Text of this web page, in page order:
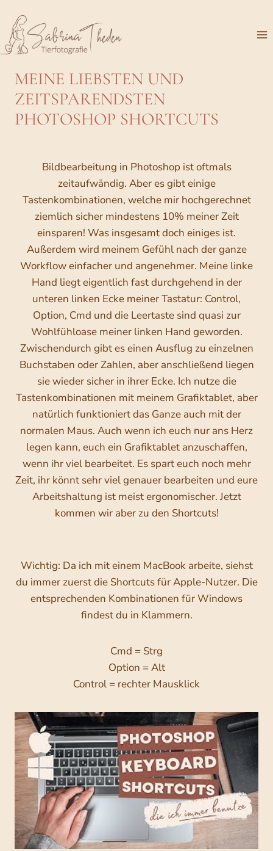
Inhalt
springen
MEINE LIEBSTEN UND
ZEITSPARENDSTEN
PHOTOSHOP SHORTCUTS
Bildbearbeitung in Photoshop ist oftmals
zeitaufwändig. Aber es gibt einige
Tastenkombinationen, welche mir hochgerechnet
ziemlich sicher mindestens 10% meiner Zeit
einsparen! Was insgesamt doch einiges ist.
Außerdem wird meinem Gefühl nach der ganze
Workflow einfacher und angenehmer. Meine linke
Hand liegt eigentlich fast durchgehend in der
unteren linken Ecke meiner Tastatur: Control,
Option, Cmd und die Leertaste sind quasi zur
Wohlfühloase meiner linken Hand geworden.
Zwischendurch gibt es einen Ausflug zu einzelnen
Buchstaben oder Zahlen, aber anschließend liegen
sie wieder sicher in ihrer Ecke. Ich nutze die
Tastenkombinationen mit meinem Grafiktablet, aber
natürlich funktioniert das Ganze auch mit der
normalen Maus. Auch wenn ich euch nur ans Herz
legen kann, euch ein Grafiktablet anzuschaffen,
wenn ihr viel bearbeitet. Es spart euch noch mehr
Zeit, ihr könnt sehr viel genauer bearbeiten und eure
Arbeitshaltung ist meist ergonomischer. Jetzt
kommen wir aber zu den Shortcuts!
Wichtig: Da ich mit einem MacBook arbeite, siehst
du immer zuerst die Shortcuts für Apple-Nutzer. Die
entsprechenden Kombinationen für Windows
findest du in Klammern.
Cmd = Strg
Option = Alt
Control = rechter Mausklick